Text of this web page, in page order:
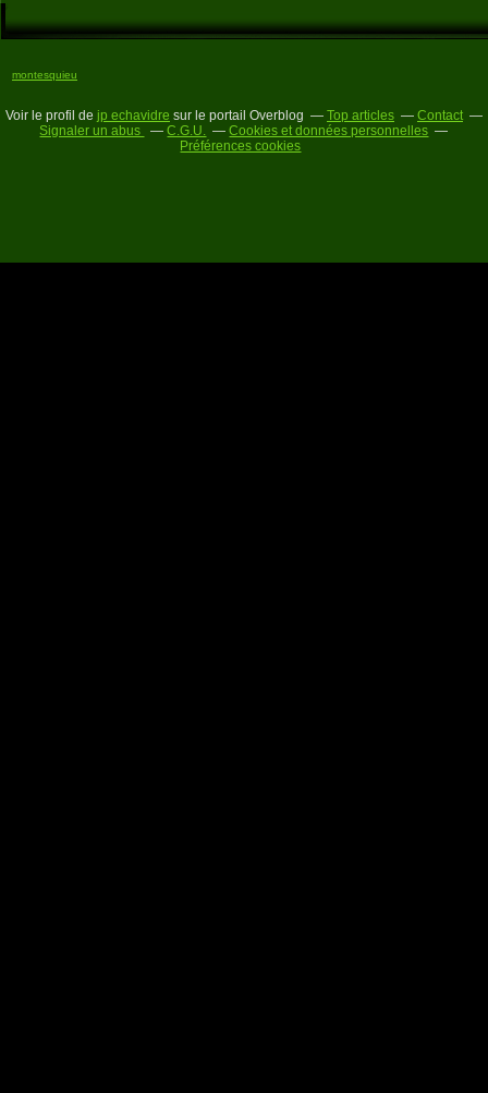
montesquieu
Voir le profil de jp echavidre sur le portail Overblog Top articles
Contact
Signaler un abus
C.G.U.
Cookies et données personnelles
Préférences cookies